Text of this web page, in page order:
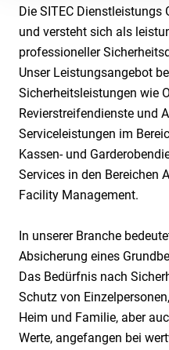
Die SITEC Dienstleistungs
und versteht sich als
professioneller
Unser Leistungsangebot
Sicherheitsleistungen wie
Revierstreifendienste und
Serviceleistungen im
Kassen- und
Services in den Bereichen
Facility Management.
In unserer Branche
Absicherung eines
Das Bedürfnis nach
Schutz von
Heim und Familie, aber
Werte, angefangen bei